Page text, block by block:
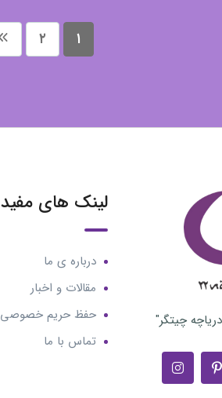
۱ ۲
لینک های مفید
درباره ی ما
مقالات و اخبار
حفظ حریم خصوصی
تماس با ما